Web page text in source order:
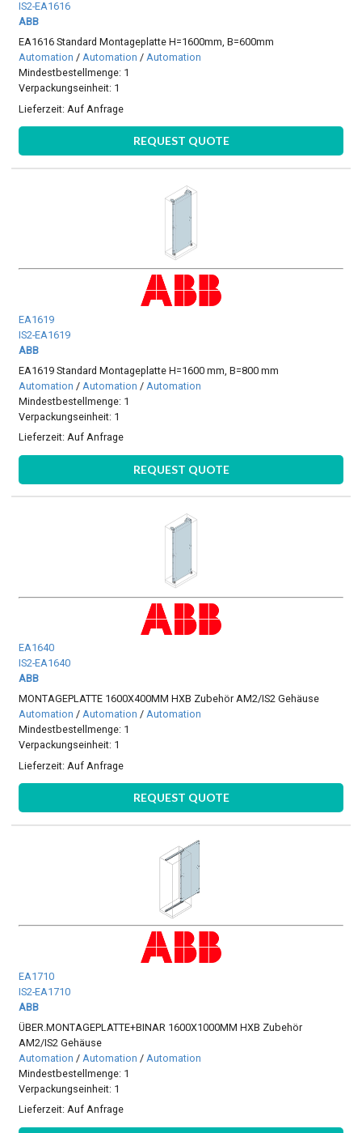
IS2-EA1616
ABB
EA1616 Standard Montageplatte H=1600mm, B=600mm
Automation /Automation /Automation
Mindestbestellmenge: 1
Verpackungseinheit: 1
Lieferzeit: Auf Anfrage
REQUEST QUOTE
EA1619
IS2-EA1619
ABB
EA1619 Standard Montageplatte H=1600 mm, B=800 mm
Automation / Automation / Automation
Mindestbestellmenge: 1
Verpackungseinheit: 1
Lieferzeit:Auf Anfrage
REQUEST QUOTE
EA1640
IS2-EA1640
ABB
MONTAGEPLATTE 1600X400MM HXB Zubehör AM2/IS2 Gehäuse
Automation /Automation /Automation
Mindestbestellmenge: 1
Verpackungseinheit: 1
Lieferzeit: Auf Anfrage
REQUEST QUOTE
EA1710
IS2-EA1710
ABB
ÜBER.MONTAGEPLATTE+BINAR 1600X1000MM HXB Zubehör
AM2/IS2 Gehäuse
Automation / Automation / Automation
Mindestbestellmenge: 1
Verpackungseinheit: 1
Lieferzeit:Auf Anfrage